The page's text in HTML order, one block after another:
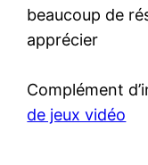
beaucoup de
apprécier
Complément
de jeux vidéo